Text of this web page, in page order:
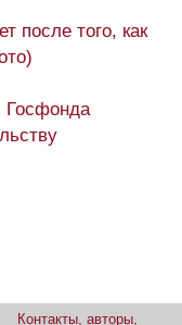
после того, как
Госфонда
Контакты, авторы,